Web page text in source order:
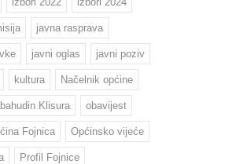
javna rasprava
javni oglas javni poziv
kultura Načelnik općine
Klisura obavijest
Fojnica Općinsko vijeće
Profil Fojnice